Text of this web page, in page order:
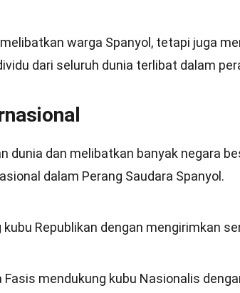
warga Spanyol, tetapi juga
dari seluruh dunia terlibat dalam
dunia dan melibatkan banyak negara
dalam Perang Saudara Spanyol.
kubu Republikan dengan mengirimkan
mendukung kubu Nasionalis